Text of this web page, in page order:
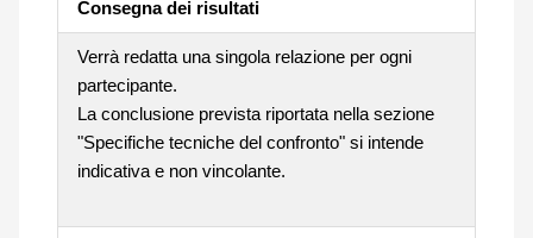
Consegna dei risultati
Verrà redatta una singola relazione per ogni
partecipante.
La conclusione prevista riportata nella sezione
"Specifiche tecniche del confronto" si intende
indicativa e non vincolante.